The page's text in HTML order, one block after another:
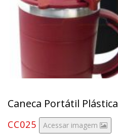
Caneca Portátil Plástica
CC025 Acessar imagem